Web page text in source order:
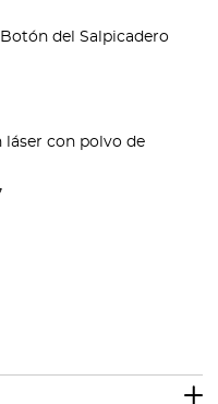
del Salpicadero
láser con polvo de